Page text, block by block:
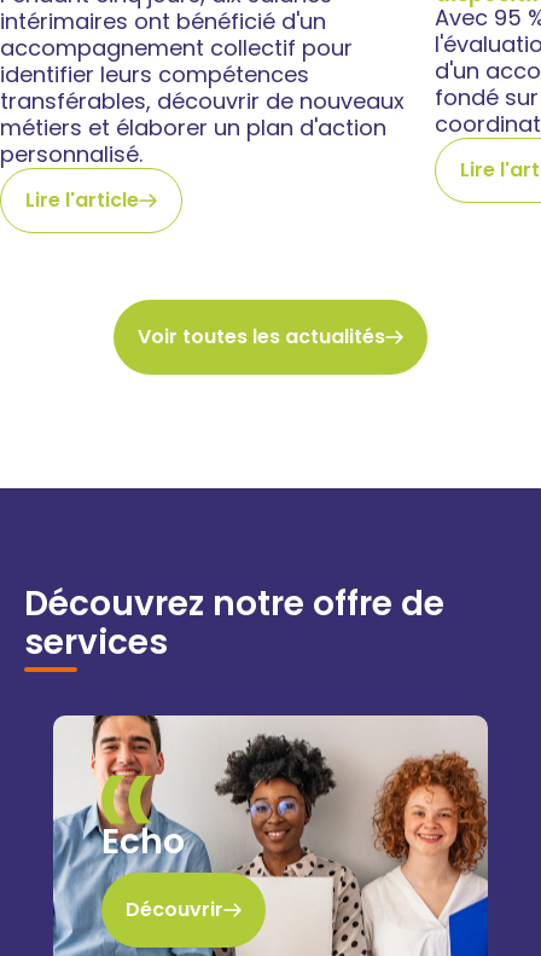
intérimaires ont bénéficié d'un
accompagnement collectif pour
identifier leurs compétences
transférables, découvrir de nouveaux
métiers et élaborer un plan d'action
personnalisé.
Lire l'article
Avec 95
d'un
fondé
Lire
Voir toutes les actualités
Découvrez notre offre de
services
Echo
Découvrir